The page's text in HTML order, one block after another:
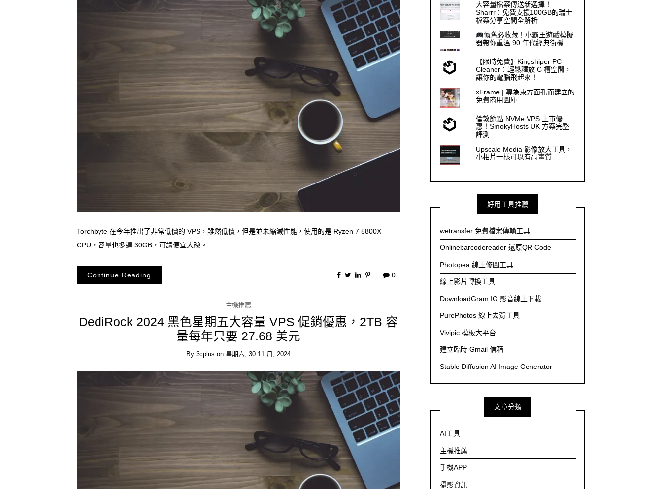
Torchbyte 在今年推出了非常低價的 VPS，雖然低價，但是並未縮減性能，使用的是 Ryzen 7 5800X
CPU，容量也多達 30GB，可謂便宜大碗。
Continue Reading 0
主機推薦
DediRock 2024 黑色星期五大容量 VPS 促銷優惠，2TB 容
量每年只要 27.68 美元
By3cplus on星期六, 30 11 月, 2024
大容量檔案傳送新選擇！
Sharrr：免費支援100GB的瑞士
檔案分享空間全解析
懷舊必收藏！小霸王遊戲模擬
器帶你重溫 90 年代經典街機
【限時免費】Kingshiper PC
Cleaner：輕鬆釋放 C 槽空間，
讓你的電腦飛起來！
xFrame | 專為東方面孔而建立的
免費商用圖庫
倫敦節點 NVMe VPS 上市優
惠！SmokyHosts UK 方案完整
評測
Upscale Media 影像放大工具，
小相片一樣可以有高畫質
好用工具推薦
wetransfer 免費檔案傳輸工具
Onlinebarcodereader 還原QR Code
Photopea 線上修圖工具
線上影片轉換工具
DownloadGram IG 影音線上下載
PurePhotos 線上去背工具
Vivipic 模板大平台
建立臨時 Gmail 信箱
Stable Diffusion AI Image Generator
文章分類
AI工具
主機推薦
手機APP
攝影資訊